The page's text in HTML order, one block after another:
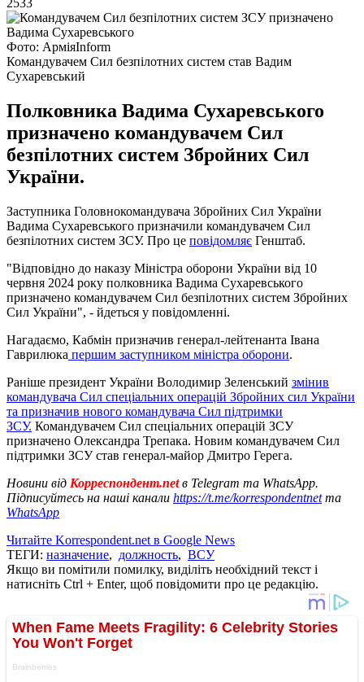
Фото: АрміяInform
Командувачем Сил безпілотних систем став Вадим
Сухаревський
Полковника Вадима Сухаревського
призначено командувачем Сил
безпілотних систем Збройних Сил
України.
Заступника Головнокомандувача Збройних Сил України
Вадима Сухаревського призначили командувачем Сил
безпілотних систем ЗСУ. Про це повідомляє Генштаб.
"Відповідно до наказу Міністра оборони України від 10
червня 2024 року полковника Вадима Сухаревського
призначено командувачем Сил безпілотних систем Збройних
Сил України", - йдеться у повідомленні.
Нагадаємо, Кабмін призначив генерал-лейтенанта Івана
Гаврилюка першим заступником міністра оборони.
Раніше президент України Володимир Зеленський змінив
командувача Сил спеціальних операцій Збройних сил України
та призначив нового командувача Сил підтримки
ЗСУ. Командувачем Сил спеціальних операцій ЗСУ
призначено Олександра Трепака. Новим командувачем Сил
підтримки ЗСУ став генерал-майор Дмитро Герега.
Новини від Корреспондент.netв Telegram та WhatsApp.
Підписуйтесь на наші канали https://t.me/korrespondentnetта
WhatsApp
Читайте Korrespondent.net в Google News
ТЕГИ: назначение, должность, ВСУ
Якщо ви помітили помилку, виділіть необхідний текст і
натисніть Ctrl + Enter, щоб повідомити про це редакцію.